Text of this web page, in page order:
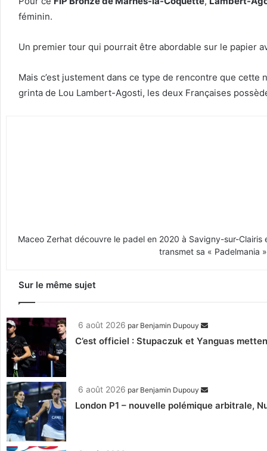
féminin.
Un premier tour qui pourrait être abordable sur le papier
Mais c’est justement dans ce type de rencontre que
grinta de Lou Lambert-Agosti, les deux Françaises
Maceo Zerhat découvre le padel en 2020 à Savigny-sur-
transmet sa « Padelmania
Sur le même sujet
6 août 2026 par Benjamin Dupouy
C’est officiel : Stupaczuk et Yanguas
6 août 2026 par Benjamin Dupouy
London P1 – nouvelle polémique arbitrale,